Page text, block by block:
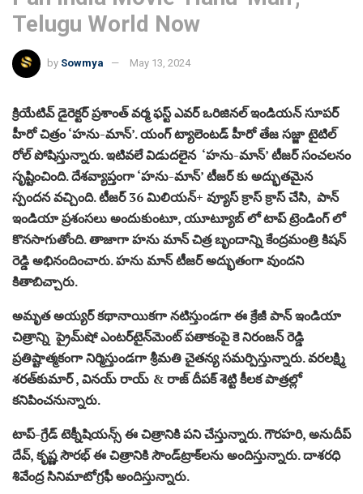
Telugu World Now
by Sowmya May 13, 2024
క్రియేటివ్ డైరెక్టర్ ప్రశాంత్ వర్మ ఫస్ట్ ఎవర్ ఒరిజినల్ ఇండియన్ సూపర్
హీరో చిత్రం ‘హను-మాన్‌’. యంగ్ ట్యాలెంటడ్ హీరో తేజ సజ్జా టైటిల్
రోల్ పోషిస్తున్నారు. ఇటివలే విడుదలైన ‘హను-మాన్’ టీజర్ సంచలనం
సృష్టించింది. దేశవ్యాప్తంగా ‘హను-మాన్’ టీజర్ కు అద్భుతమైన
స్పందన వచ్చింది. టీజర్ 36 మిలియన్+ వ్యూస్ క్రాస్ క్రాస్ చేసి, పాన్
ఇండియా ప్రశంసలు అందుకుంటూ, యూట్యూబ్ లో టాప్ ట్రెండింగ్ లో
కొనసాగుతోంది. తాజాగా హను మాన్ చిత్ర బృందాన్ని కేంద్రమంత్రి కిషన్
రెడ్డి అభినందించారు. హను మాన్ టీజర్ అద్భుతంగా వుందని
కితాబిచ్చారు.
అమృత అయ్యర్ కథానాయికగా నటిస్తుండగా ఈ క్రేజీ పాన్ ఇండియా
చిత్రాన్ని ప్రైమ్‌షో ఎంటర్‌టైన్‌మెంట్ పతాకంపై కె నిరంజన్ రెడ్డి
ప్రతిష్టాత్మకంగా నిర్మిస్తుండగా శ్రీమతి చైతన్య సమర్పిస్తున్నారు. వరలక్ష్మి
శరత్‌కుమార్ , వినయ్ రాయ్ & రాజ్ దీపక్ శెట్టి కీలక పాత్రల్లో
కనిపించనున్నారు.
టాప్-గ్రేడ్ టెక్నీషియన్స్ ఈ చిత్రానికి పని చేస్తున్నారు. గౌరహరి, అనుదీప్
దేవ్, కృష్ణ సౌరభ్ ఈ చిత్రానికి సౌండ్‌ట్రాక్‌లను అందిస్తున్నారు. దాశరధి
శివేంద్ర సినిమాటోగ్రఫీ అందిస్తున్నారు.